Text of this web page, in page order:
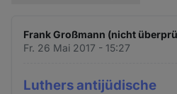
Frank Großmann (nicht
Fr. 26 Mai 2017 - 15:27
Luthers antijüdische